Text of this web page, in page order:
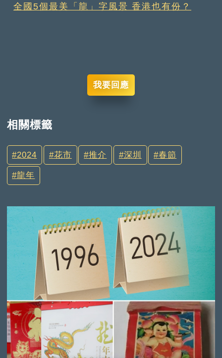
全國5個最美「龍」字風景 香港也有份？
我要回應
相關標籤
2024 花市 推介 深圳 春節
龍年